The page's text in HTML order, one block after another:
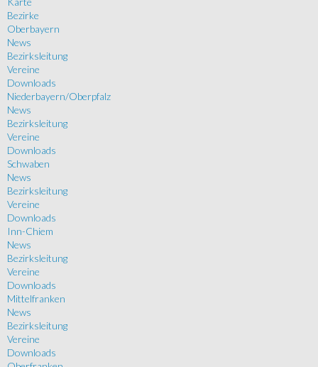
Bezirke
Oberbayern
News
Bezirksleitung
Vereine
Downloads
Niederbayern/Oberpfalz
News
Bezirksleitung
Vereine
Downloads
Schwaben
News
Bezirksleitung
Vereine
Downloads
Inn-Chiem
News
Bezirksleitung
Vereine
Downloads
Mittelfranken
News
Bezirksleitung
Vereine
Downloads